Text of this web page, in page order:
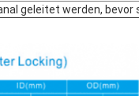
geleitet werden,